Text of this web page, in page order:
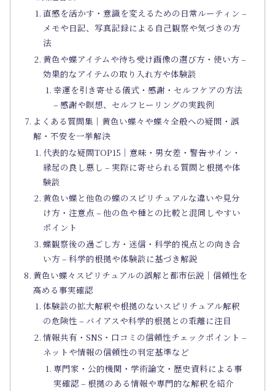
直感を活かす・意識を変えるための日常ルーティン –
メモや日記、写真記録による自己観察や気づきの方
法
黄色や蝶アイテムや待ち受け画像の選び方・使い方 –
効果的なアイテムの取り入れ方や体験談
幸運を引き寄せる儀式・感謝・セルフケアの方法
– 感謝や瞑想、セルフヒーリングの実践例
よくある質問集｜黄色い蝶々や蝶々全般への疑問・誤
解・不安を一挙解決
代表的な疑問TOP15｜意味・男女差・警告サイン・
縁起の良し悪し – 実際に寄せられる質問と根拠や体
験談
黄色い蝶と他色の蝶のスピリチュアルな違いや見分
け方・注意点 – 他の色や種との比較と混同しやすい
ポイント
蝶観察後の過ごし方・迷信・科学的視点との向き合
い方 – 科学的根拠や体験談に基づき解説
黄色い蝶々スピリチュアルの誤解と都市伝説｜信頼性を
高める事実確認
体験談の拡大解釈や根拠のないスピリチュアル解釈
の危険性 – バイアスや科学的根拠との乖離に注目
情報共有・SNS・口コミの信頼性チェックポイント –
ネットや情報の信頼性の判定基準など
専門家・公的機関・学術論文・歴史資料による事
実確認 – 根拠のある情報や専門的な解釈を紹介